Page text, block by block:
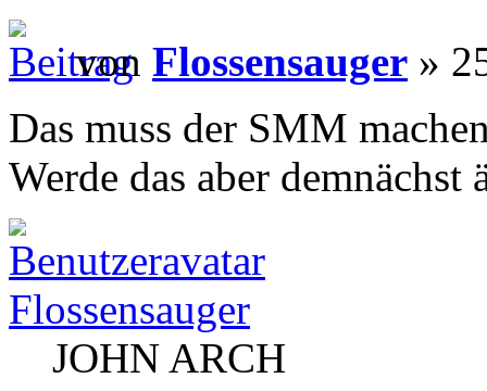
von Flossensauger »
Das muss der SMM
Werde das aber demnächst
Flossensauger
JOHN ARCH